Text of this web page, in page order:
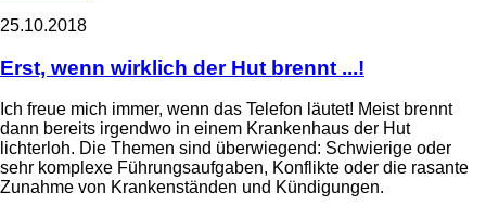
25.10.2018
Erst, wenn wirklich der Hut brennt ...!
Ich freue mich immer, wenn das Telefon läutet! Meist brennt
dann bereits irgendwo in einem Krankenhaus der Hut
lichterloh. Die Themen sind überwiegend: Schwierige oder
sehr komplexe Führungsaufgaben, Konflikte oder die rasante
Zunahme von Krankenständen und Kündigungen.